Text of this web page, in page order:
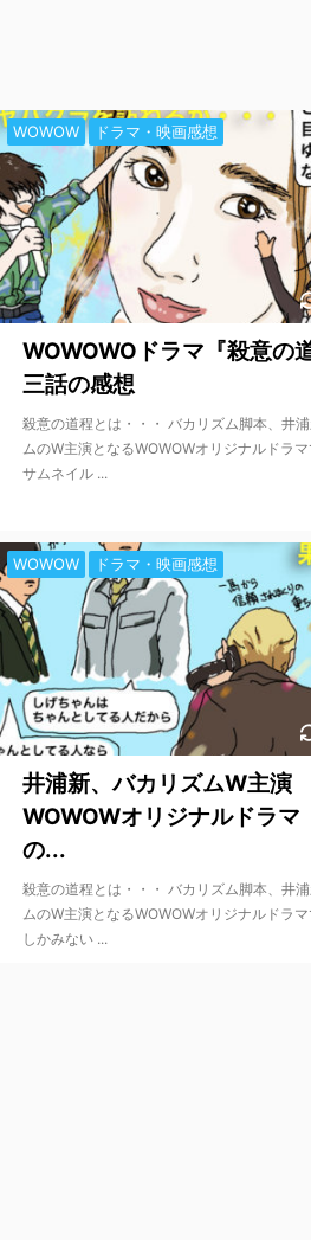
WOWOW ドラマ・映画感想
WOWOWOドラマ『殺意の
三話の感想
殺意の道程とは・・・ バカリズム脚本、井
ムのW主演となるWOWOWオリジナルドラ
サムネイル ...
WOWOW ドラマ・映画感想
井浦新、バカリズムW主演
WOWOWオリジナルドラマ
の...
殺意の道程とは・・・ バカリズム脚本、井
ムのW主演となるWOWOWオリジナルドラ
しかみない ...